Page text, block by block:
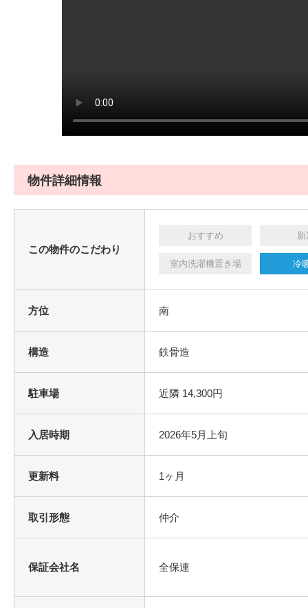
物件詳細情報
この物件のこだわり
おすすめ 新
室内洗濯機置き場 冷
方位 南
構造 鉄骨造
駐車場 近隣 14,300円
入居時期 2026年5月上旬
更新料 1ヶ月
取引形態 仲介
保証会社名 全保連